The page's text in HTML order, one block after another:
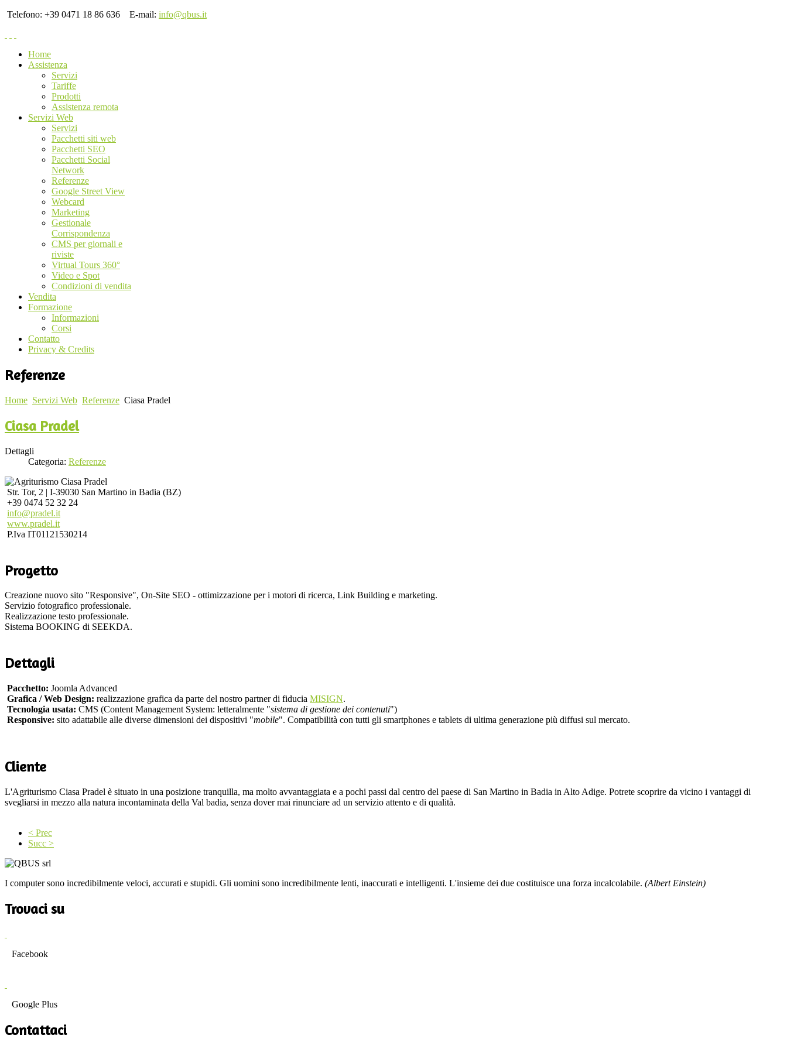
Telefono: +39 0471 18 86 636 E-mail: info@qbus.it
Home
Assistenza
Servizi
Tariffe
Prodotti
Assistenza remota
Servizi Web
Servizi
Pacchetti siti web
Pacchetti SEO
Pacchetti Social
Network
Referenze
Google Street View
Webcard
Marketing
Gestionale
Corrispondenza
CMS per giornali e
riviste
Virtual Tours 360°
Video e Spot
Condizioni di vendita
Vendita
Formazione
Informazioni
Corsi
Contatto
Privacy & Credits
Referenze
Home Servizi Web Referenze Ciasa Pradel
Ciasa Pradel
Dettagli
Categoria: Referenze
Str. Tor, 2 | I-39030 San Martino in Badia (BZ)
+39 0474 52 32 24
info@pradel.it
www.pradel.it
P.Iva IT01121530214
Progetto
Creazione nuovo sito "Responsive", On-Site SEO - ottimizzazione per i motori di ricerca, Link Building e marketing.
Servizio fotografico professionale.
Realizzazione testo professionale.
Sistema BOOKING di SEEKDA.
Dettagli
Pacchetto: Joomla Advanced
Grafica / Web Design: realizzazione grafica da parte del nostro partner di fiducia MISIGN.
Tecnologia usata: CMS (Content Management System: letteralmente "sistema di gestione dei contenuti")
Responsive: sito adattabile alle diverse dimensioni dei dispositivi "mobile". Compatibilità con tutti gli smartphones e tablets di ultima generazione più diffusi sul mercato.
Cliente
L'Agriturismo Ciasa Pradel è situato in una posizione tranquilla, ma molto avvantaggiata e a pochi passi dal centro del paese di San Martino in Badia in Alto Adige. Potrete scoprire da vicino i vantaggi di
svegliarsi in mezzo alla natura incontaminata della Val badia, senza dover mai rinunciare ad un servizio attento e di qualità.
< Prec
Succ >
I computer sono incredibilmente veloci, accurati e stupidi. Gli uomini sono incredibilmente lenti, inaccurati e intelligenti. L'insieme dei due costituisce una forza incalcolabile. (Albert Einstein)
Trovaci su
Facebook
Google Plus
Contattaci